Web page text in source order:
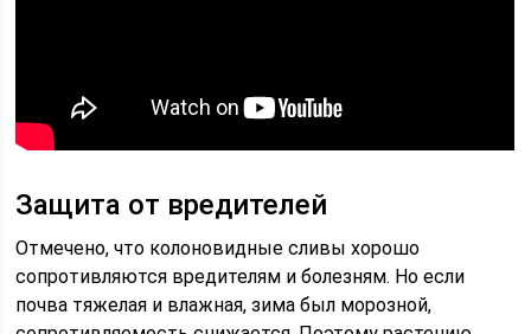
Защита от вредителей
Отмечено, что колоновидные сливы хорошо
сопротивляются вредителям и болезням. Но если
почва тяжелая и влажная, зима был морозной,